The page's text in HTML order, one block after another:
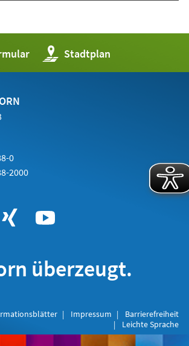
Stadtplan
(Öffnet
in
einem
0
2000
überzeugt.
Impressum
Barrierefreiheit
Leichte Sprache